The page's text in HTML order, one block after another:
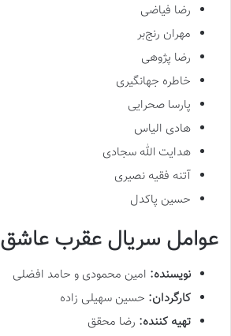
رضا فیاضی
مهران رنج‌بر
رضا پژوهی
خاطره جهانگیری
پارسا صحرایی
هادی الیاس
هدایت الله سجادی
آتنه فقیه نصیری
حسین پاکدل
عوامل سریال عقرب عاشق
نویسنده: امین محمودی و حامد افضلی
کارگردان: حسین سهیلی زاده
تهیه کننده: رضا محقق